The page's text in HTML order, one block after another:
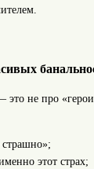
не про
этот страх;